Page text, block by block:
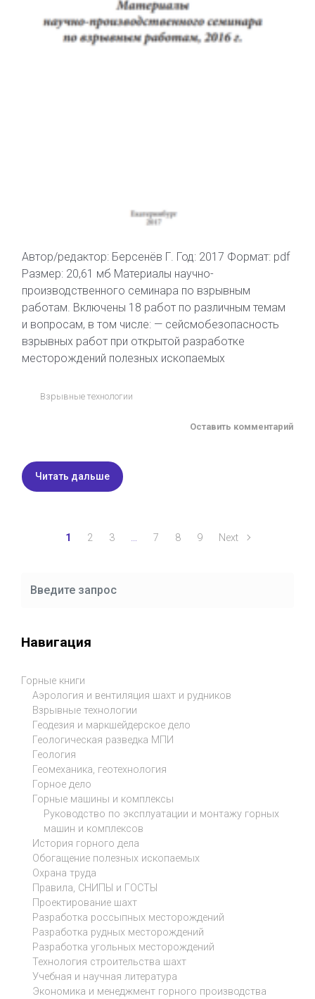
Автор/редактор: Берсенёв Г. Год: 2017 Формат: pdf
Размер: 20,61 мб Материалы научно-
производственного семинара по взрывным
работам. Включены 18 работ по различным темам
и вопросам, в том числе: — сейсмобезопасность
взрывных работ при открытой разработке
месторождений полезных ископаемых
Взрывные технологии
Оставить комментарий
Читать дальше
1 2 3 … 7 8 9 Next
Навигация
Горные книги
Аэрология и вентиляция шахт и рудников
Взрывные технологии
Геодезия и маркшейдерское дело
Геологическая разведка МПИ
Геология
Геомеханика, геотехнология
Горное дело
Горные машины и комплексы
Руководство по эксплуатации и монтажу горных
машин и комплексов
История горного дела
Обогащение полезных ископаемых
Охрана труда
Правила, СНИПЫ и ГОСТЫ
Проектирование шахт
Разработка россыпных месторождений
Разработка рудных месторождений
Разработка угольных месторождений
Технология строительства шахт
Учебная и научная литература
Экономика и менеджмент горного производства